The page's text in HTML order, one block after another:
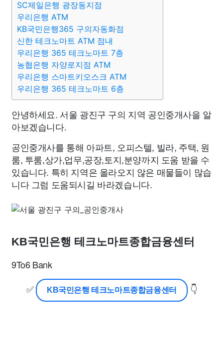
SC제일은행 광장동지점
우리은행 ATM
KB국민은행365 구의자동화점
신한 테크노마트 ATM 점내
우리은행 365 테크노마트 7층
농협은행 자양로지점 ATM
우리은행 스마트키오스크 ATM
우리은행 365 테크노마트 6층
안녕하세요. 서울 광진구 구의 지역 공인중개사을 알
아보겠습니다.
공인중개사를 통해 아파트, 오피스텔, 빌라, 주택, 원
룸, 투룸,상가,업무,공장,토지,분양까지 도움 받을 수
있습니다. 특히 지역은 올라오지 않은 매물들이 많습
니다 그럼 도움되시길 바라겠습니다.
KB국민은행 테크노마트종합금융센터
9To6 Bank
✅
KB국민은행 테크노마트종합금융센터 👇